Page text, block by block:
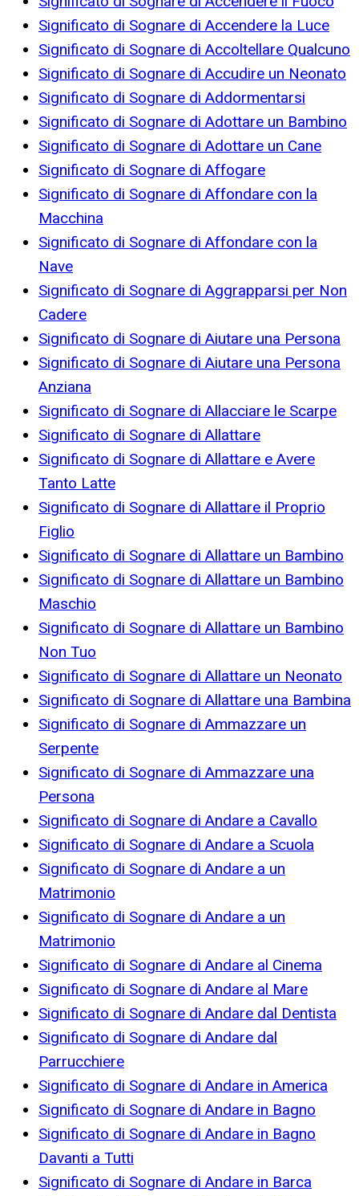
Significato di Sognare di Accendere la Luce
Significato di Sognare di Accoltellare Qualcuno
Significato di Sognare di Accudire un Neonato
Significato di Sognare di Addormentarsi
Significato di Sognare di Adottare un Bambino
Significato di Sognare di Adottare un Cane
Significato di Sognare di Affogare
Significato di Sognare di Affondare con la
Macchina
Significato di Sognare di Affondare con la
Nave
Significato di Sognare di Aggrapparsi per Non
Cadere
Significato di Sognare di Aiutare una Persona
Significato di Sognare di Aiutare una Persona
Anziana
Significato di Sognare di Allacciare le Scarpe
Significato di Sognare di Allattare
Significato di Sognare di Allattare e Avere
Tanto Latte
Significato di Sognare di Allattare il Proprio
Figlio
Significato di Sognare di Allattare un Bambino
Significato di Sognare di Allattare un Bambino
Maschio
Significato di Sognare di Allattare un Bambino
Non Tuo
Significato di Sognare di Allattare un Neonato
Significato di Sognare di Allattare una Bambina
Significato di Sognare di Ammazzare un
Serpente
Significato di Sognare di Ammazzare una
Persona
Significato di Sognare di Andare a Cavallo
Significato di Sognare di Andare a Scuola
Significato di Sognare di Andare a un
Matrimonio
Significato di Sognare di Andare a un
Matrimonio
Significato di Sognare di Andare al Cinema
Significato di Sognare di Andare al Mare
Significato di Sognare di Andare dal Dentista
Significato di Sognare di Andare dal
Parrucchiere
Significato di Sognare di Andare in America
Significato di Sognare di Andare in Bagno
Significato di Sognare di Andare in Bagno
Davanti a Tutti
Significato di Sognare di Andare in Barca